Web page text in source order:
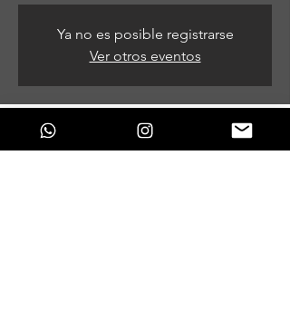
Ya no es posible registrarse
Ver otros eventos
Horario y ubicación